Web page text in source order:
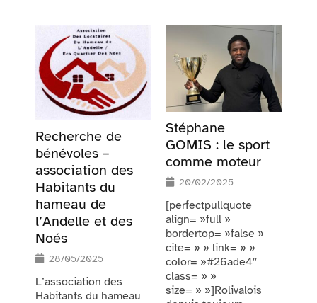
Recherche de
bénévoles –
association des
Habitants du
hameau de
l’Andelle et des
Noés
28/05/2025
L’association des
Habitants du hameau
Stéphane
GOMIS : le sport
comme moteur
20/02/2025
[perfectpullquote
align= »full »
bordertop= »false »
cite= » » link= » »
color= »#26ade4″
class= » »
size= » »]Rolivalois